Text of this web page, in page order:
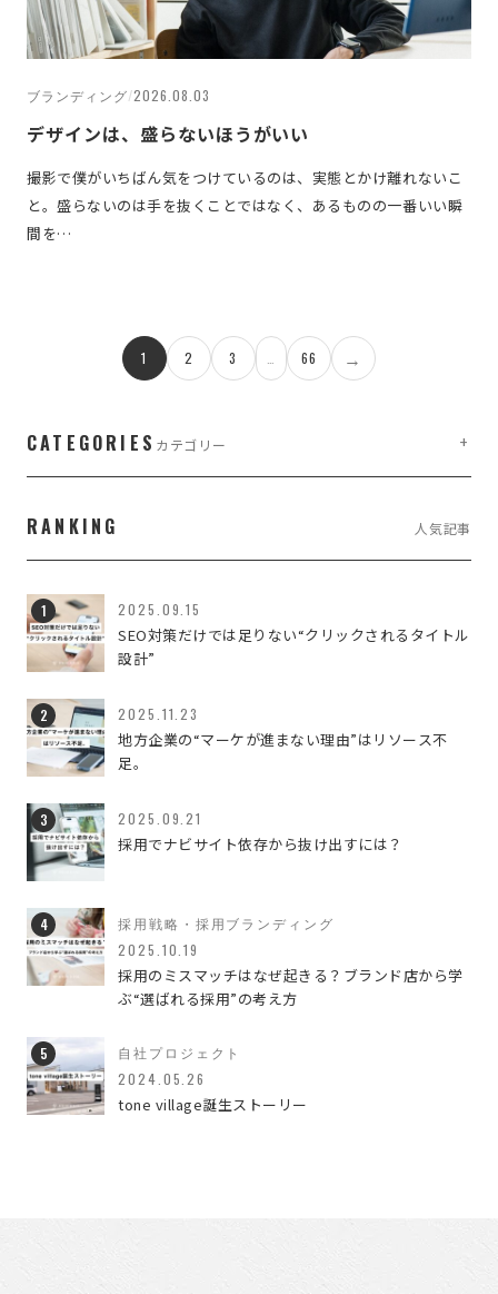
ブランディング/2026.08.03
デザインは、盛らないほうがいい
撮影で僕がいちばん気をつけているのは、実態とかけ離れないこ
と。盛らないのは手を抜くことではなく、あるものの一番いい瞬
間を…
1 2 3 66 →
CATEGORIES カテゴリー
company,sb-work
LIFE WORK DESIGN
managementwork,branding
WEB・WEBブランディング
WEBのこと
イベント
デザインのこと
ブランディング
ブランディングデザイン 3
マーケティング
RANKING 人気記事
2025.09.15
SEO対策だけでは足りない“クリックされるタイトル
設計”
2025.11.23
地方企業の“マーケが進まない理由”はリソース不
足。
2025.09.21
採用でナビサイト依存から抜け出すには？
採用戦略・採用ブランディング
2025.10.19
採用のミスマッチはなぜ起きる？ブランド店から学
ぶ“選ばれる採用”の考え方
自社プロジェクト
2024.05.26
tone village誕生ストーリー